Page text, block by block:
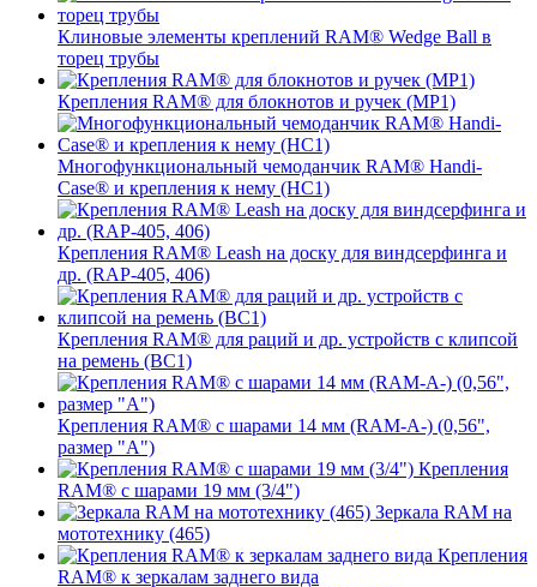
Клиновые элементы креплений RAM® Wedge Ball в
торец трубы
Крепления RAM® для блокнотов и ручек (MP1)
Многофункциональный чемоданчик RAM® Handi-
Case® и крепления к нему (HC1)
Крепления RAM® Leash на доску для виндсерфинга и
др. (RAP-405, 406)
Крепления RAM® для раций и др. устройств с клипсой
на ремень (BC1)
Крепления RAM® с шарами 14 мм (RAM-A-) (0,56",
размер "A")
Крепления
RAM® с шарами 19 мм (3/4")
Зеркала RAM на
мототехнику (465)
Крепления
RAM® к зеркалам заднего вида